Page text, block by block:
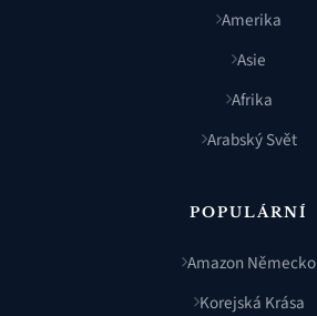
Amerika
Asie
Afrika
Arabský Svět
POPULÁRNÍ
Amazon Německo
Korejská Krása